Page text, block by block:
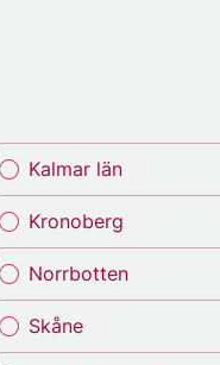
Kalmar län
Kronoberg
Norrbotten
Skåne